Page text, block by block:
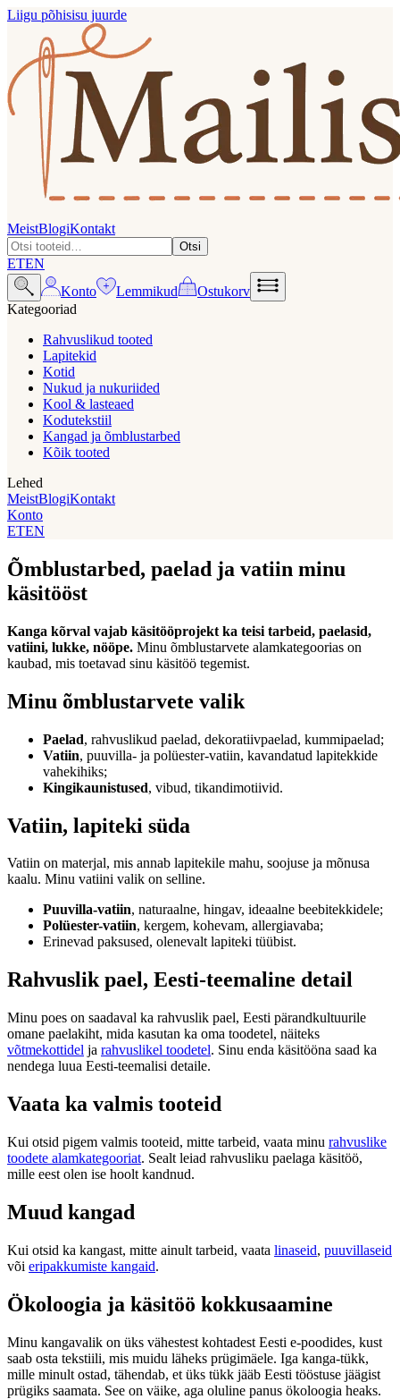
Liigu põhisisu juurde
MeistBlogiKontakt
Otsi
ETEN
Konto
Lemmikud
Ostukorv
Kategooriad
Rahvuslikud tooted
Lapitekid
Kotid
Nukud ja nukuriided
Kool & lasteaed
Kodutekstiil
Kangad ja õmblustarbed
Kõik tooted
Lehed
MeistBlogiKontakt
Konto
ETEN
Õmblustarbed, paelad ja vatiin minu
käsitööst
Kanga kõrval vajab käsitööprojekt ka teisi tarbeid, paelasid,
vatiini, lukke, nööpe. Minu õmblustarvete alamkategoorias on
kaubad, mis toetavad sinu käsitöö tegemist.
Minu õmblustarvete valik
Paelad, rahvuslikud paelad, dekoratiivpaelad, kummipaelad;
Vatiin, puuvilla- ja polüester-vatiin, kavandatud lapitekkide
vahekihiks;
Kingikaunistused, vibud, tikandimotiivid.
Vatiin, lapiteki süda
Vatiin on materjal, mis annab lapitekile mahu, soojuse ja mõnusa
kaalu. Minu vatiini valik on selline.
Puuvilla-vatiin, naturaalne, hingav, ideaalne beebitekkidele;
Polüester-vatiin, kergem, kohevam, allergiavaba;
Erinevad paksused, olenevalt lapiteki tüübist.
Rahvuslik pael, Eesti-teemaline detail
Minu poes on saadaval ka rahvuslik pael, Eesti pärandkultuurile
omane paelakiht, mida kasutan ka oma toodetel, näiteks
võtmekottidel ja rahvuslikel toodetel. Sinu enda käsitööna saad ka
nendega luua Eesti-teemalisi detaile.
Vaata ka valmis tooteid
Kui otsid pigem valmis tooteid, mitte tarbeid, vaata minu rahvuslike
toodete alamkategooriat. Sealt leiad rahvusliku paelaga käsitöö,
mille eest olen ise hoolt kandnud.
Muud kangad
Kui otsid ka kangast, mitte ainult tarbeid, vaata linaseid, puuvillaseid
või eripakkumiste kangaid.
Ökoloogia ja käsitöö kokkusaamine
Minu kangavalik on üks vähestest kohtadest Eesti e-poodides, kust
saab osta tekstiili, mis muidu läheks prügimäele. Iga kanga-tükk,
mille minult ostad, tähendab, et üks tükk jääb Eesti tööstuse jäägist
prügiks saamata. See on väike, aga oluline panus ökoloogia heaks.